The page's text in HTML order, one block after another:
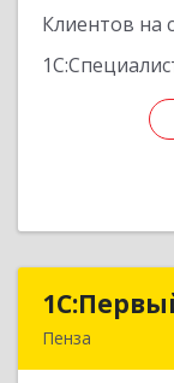
Клиентов на
Пенза